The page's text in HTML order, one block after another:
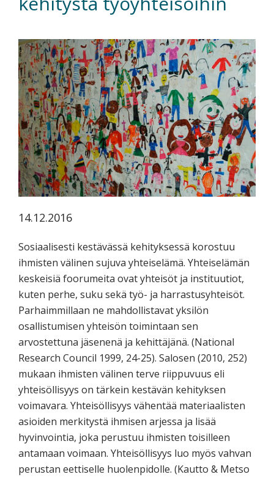
innovaatiotoiminnasta
ammattikorkeakoulutusta
koskevasta
tutkimuksesta
kaikille
kiinnostuneille.
14.12.2016
Sosiaalisesti kestävässä kehityksessä korostuu
ihmisten välinen sujuva yhteiselämä. Yhteiselämän
keskeisiä foorumeita ovat yhteisöt ja instituutiot,
kuten perhe, suku sekä työ- ja harrastusyhteisöt.
Parhaimmillaan ne mahdollistavat yksilön
osallistumisen yhteisön toimintaan sen
arvostettuna jäsenenä ja kehittäjänä. (National
Research Council 1999, 24-25). Salosen (2010, 252)
mukaan ihmisten välinen terve riippuvuus eli
yhteisöllisyys on tärkein kestävän kehityksen
voimavara. Yhteisöllisyys vähentää materiaalisten
asioiden merkitystä ihmisen arjessa ja lisää
hyvinvointia, joka perustuu ihmisten toisilleen
antamaan voimaan. Yhteisöllisyys luo myös vahvan
perustan eettiselle huolenpidolle. (Kautto & Metso